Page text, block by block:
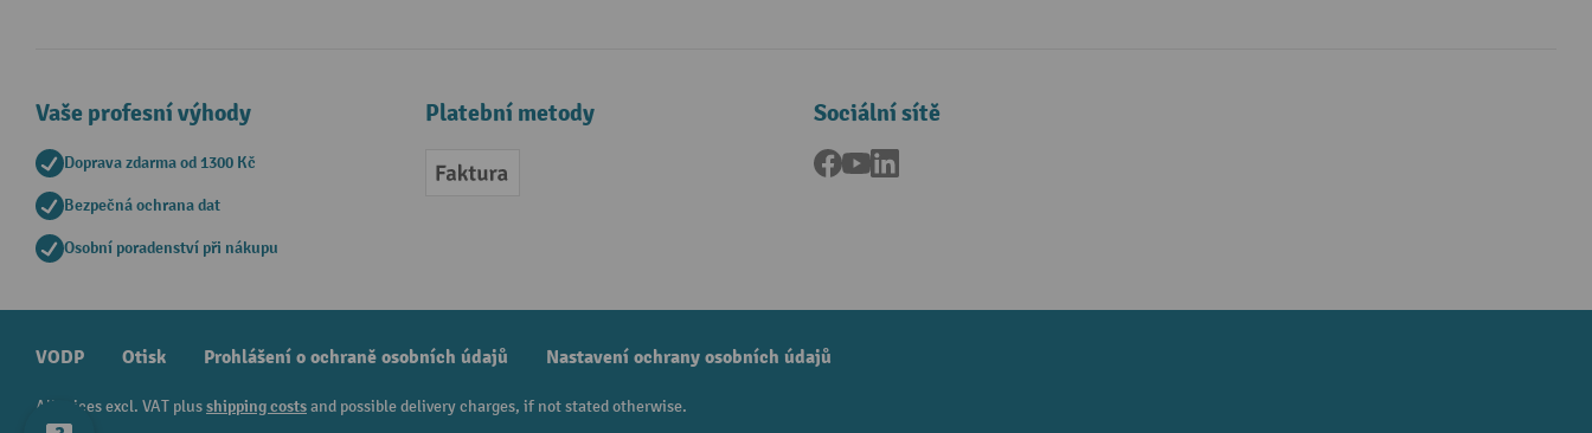
Vaše profesní výhody
Doprava zdarma od 1300 Kč
Bezpečná ochrana dat
Osobní poradenství při nákupu
Platební metody
Faktura
Sociální sítě
Facebook
YouTube
VODP Otisk Prohlášení o ochraně osobních údajů Nastavení ochrany osobních údajů
All prices excl. VAT plusshipping costsand possible delivery charges, if not stated otherwise.